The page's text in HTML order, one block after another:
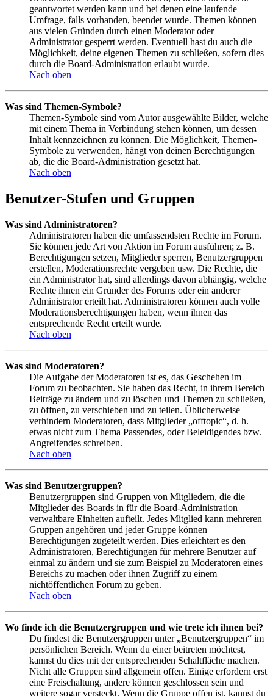
geantwortet werden kann und bei denen eine laufende
Umfrage, falls vorhanden, beendet wurde. Themen können
aus vielen Gründen durch einen Moderator oder
Administrator gesperrt werden. Eventuell hast du auch die
Möglichkeit, deine eigenen Themen zu schließen, sofern dies
durch die Board-Administration erlaubt wurde.
Nach oben
Was sind Themen-Symbole?
Themen-Symbole sind vom Autor ausgewählte Bilder, welche
mit einem Thema in Verbindung stehen können, um dessen
Inhalt kennzeichnen zu können. Die Möglichkeit, Themen-
Symbole zu verwenden, hängt von deinen Berechtigungen
ab, die die Board-Administration gesetzt hat.
Nach oben
Benutzer-Stufen und Gruppen
Was sind Administratoren?
Administratoren haben die umfassendsten Rechte im Forum.
Sie können jede Art von Aktion im Forum ausführen; z. B.
Berechtigungen setzen, Mitglieder sperren, Benutzergruppen
erstellen, Moderationsrechte vergeben usw. Die Rechte, die
ein Administrator hat, sind allerdings davon abhängig, welche
Rechte ihnen ein Gründer des Forums oder ein anderer
Administrator erteilt hat. Administratoren können auch volle
Moderationsberechtigungen haben, wenn ihnen das
entsprechende Recht erteilt wurde.
Nach oben
Was sind Moderatoren?
Die Aufgabe der Moderatoren ist es, das Geschehen im
Forum zu beobachten. Sie haben das Recht, in ihrem Bereich
Beiträge zu ändern und zu löschen und Themen zu schließen,
zu öffnen, zu verschieben und zu teilen. Üblicherweise
verhindern Moderatoren, dass Mitglieder „offtopic“, d. h.
etwas nicht zum Thema Passendes, oder Beleidigendes bzw.
Angreifendes schreiben.
Nach oben
Was sind Benutzergruppen?
Benutzergruppen sind Gruppen von Mitgliedern, die die
Mitglieder des Boards in für die Board-Administration
verwaltbare Einheiten aufteilt. Jedes Mitglied kann mehreren
Gruppen angehören und jeder Gruppe können
Berechtigungen zugeteilt werden. Dies erleichtert es den
Administratoren, Berechtigungen für mehrere Benutzer auf
einmal zu ändern und sie zum Beispiel zu Moderatoren eines
Bereichs zu machen oder ihnen Zugriff zu einem
nichtöffentlichen Forum zu geben.
Nach oben
Wo finde ich die Benutzergruppen und wie trete ich ihnen bei?
Du findest die Benutzergruppen unter „Benutzergruppen“ im
persönlichen Bereich. Wenn du einer beitreten möchtest,
kannst du dies mit der entsprechenden Schaltfläche machen.
Nicht alle Gruppen sind allgemein offen. Einige erfordern erst
eine Freischaltung, andere können geschlossen sein und
weitere sogar versteckt. Wenn die Gruppe offen ist, kannst du